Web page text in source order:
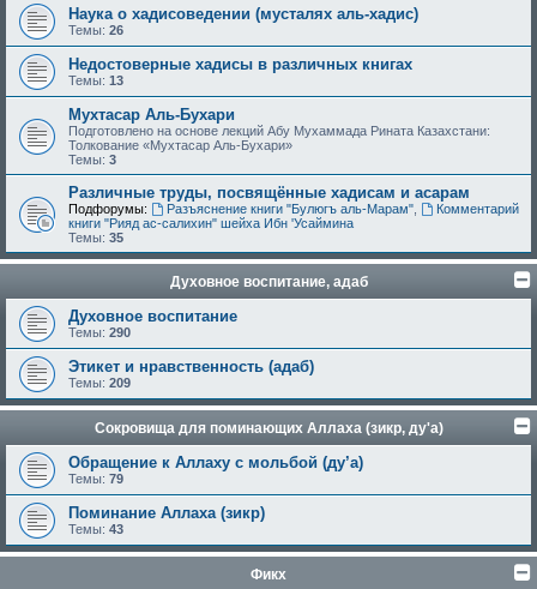
Наука о хадисоведении (мусталях аль-хадис)
Темы: 26
Недостоверные хадисы в различных книгах
Темы: 13
Мухтасар Аль-Бухари
Подготовлено на основе лекций Абу Мухаммада Рината Казахстани:
Толкование «Мухтасар Аль-Бухари»
Темы: 3
Различные труды, посвящённые хадисам и асарам
Подфорумы: Разъяснение книги "Булюгъ аль-Марам",
Комментарий
книги "Рияд ас-салихин" шейха Ибн 'Усаймина
Темы: 35
Духовное воспитание, адаб
Духовное воспитание
Темы: 290
Этикет и нравственность (адаб)
Темы: 209
Сокровища для поминающих Аллаха (зикр, ду'а)
Обращение к Аллаху с мольбой (ду’а)
Темы: 79
Поминание Аллаха (зикр)
Темы: 43
Фикх